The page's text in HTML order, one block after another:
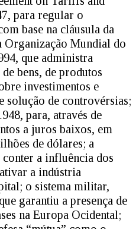
para regular o
base na cláusula da
Organização Mundial do
que administra
bens, de produtos
investimentos e
solução de controvérsias;
para, através de
a juros baixos, em
de dólares; a
a influência dos
a indústria
o sistema militar,
garantiu a presença de
na Europa Ocidental;